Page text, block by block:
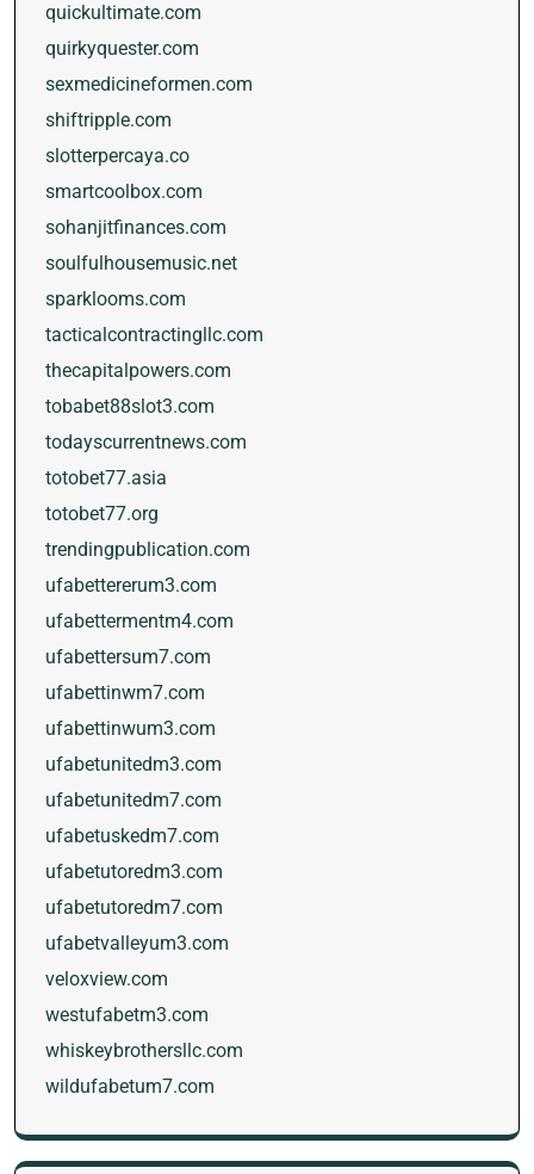
quickultimate.com
quirkyquester.com
sexmedicineformen.com
shiftripple.com
slotterpercaya.co
smartcoolbox.com
sohanjitfinances.com
soulfulhousemusic.net
sparklooms.com
tacticalcontractingllc.com
thecapitalpowers.com
tobabet88slot3.com
todayscurrentnews.com
totobet77.asia
totobet77.org
trendingpublication.com
ufabettererum3.com
ufabettermentm4.com
ufabettersum7.com
ufabettinwm7.com
ufabettinwum3.com
ufabetunitedm3.com
ufabetunitedm7.com
ufabetuskedm7.com
ufabetutoredm3.com
ufabetutoredm7.com
ufabetvalleyum3.com
veloxview.com
westufabetm3.com
whiskeybrothersllc.com
wildufabetum7.com